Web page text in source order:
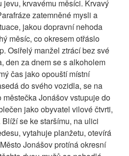
krvavému měsíci. Krvavý
zatemněné mysli a
jakou dopravní nehoda
měsíc, co okresem otřáslo
Osiřelý manžel ztrácí bez své
den za dnem se s alkoholem
čas jako opouští místní
do svého vozidla, se na
Jonášov vstupuje do
jako obyvatel vilové čtvrti,
se ke staršímu, na ulici
vytahuje planžetu, otevírá
Jonášov protíná okresní